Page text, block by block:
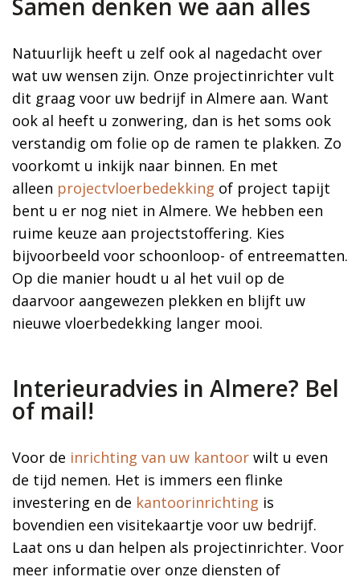
Samen denken we aan alles
Natuurlijk heeft u zelf ook al nagedacht over
wat uw wensen zijn. Onze projectinrichter vult
dit graag voor uw bedrijf in Almere aan. Want
ook al heeft u zonwering, dan is het soms ook
verstandig om folie op de ramen te plakken. Zo
voorkomt u inkijk naar binnen. En met
alleen projectvloerbedekking of project tapijt
bent u er nog niet in Almere. We hebben een
ruime keuze aan projectstoffering. Kies
bijvoorbeeld voor schoonloop- of entreematten.
Op die manier houdt u al het vuil op de
daarvoor aangewezen plekken en blijft uw
nieuwe vloerbedekking langer mooi.
Interieuradvies in Almere? Bel
of mail!
Voor de inrichting van uw kantoor wilt u even
de tijd nemen. Het is immers een flinke
investering en de kantoorinrichting is
bovendien een visitekaartje voor uw bedrijf.
Laat ons u dan helpen als projectinrichter. Voor
meer informatie over onze diensten of